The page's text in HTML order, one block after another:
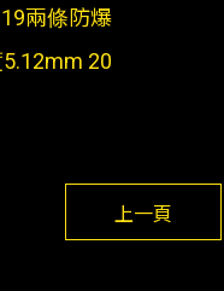
兩條防爆
20
上一頁